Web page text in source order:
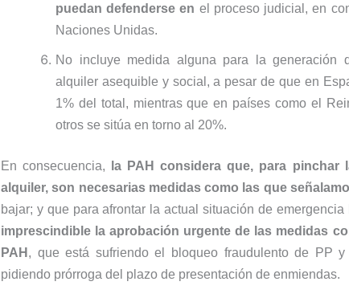
puedan defenderse en el proceso judicial, en
Naciones Unidas.
No incluye medida alguna para la generación
alquiler asequible y social, a pesar de que en
1% del total, mientras que en países como el
otros se sitúa en torno al 20%.
En consecuencia,
la PAH considera que, para
alquiler, son necesarias medidas como las que
bajar; y que para afrontar la actual situación de
imprescindible la aprobación urgente de las medidas
PAH , que está sufriendo el bloqueo fraudulento de PP
pidiendo prórroga del plazo de presentación de enmiendas.